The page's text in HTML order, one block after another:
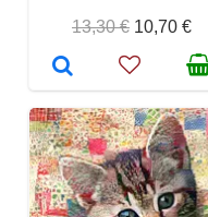
13,30 € 10,70 €